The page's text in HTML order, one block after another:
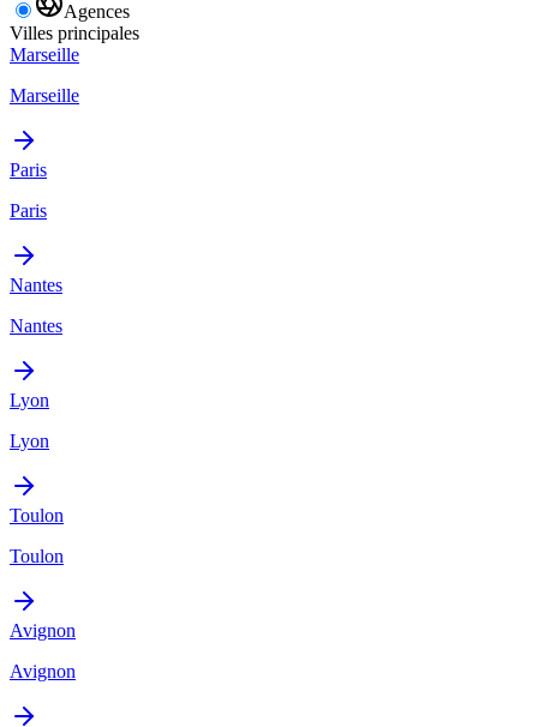
Agences
Villes principales
Marseille
Marseille
Paris
Paris
Nantes
Nantes
Lyon
Lyon
Toulon
Toulon
Avignon
Avignon